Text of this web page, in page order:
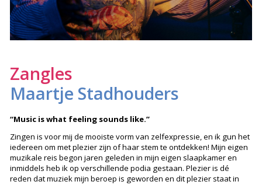
Zangles
Maartje Stadhouders
“Music is what feeling sounds like.”
Zingen is voor mij de mooiste vorm van zelfexpressie, en ik gun het
iedereen om met plezier zijn of haar stem te ontdekken! Mijn eigen
muzikale reis begon jaren geleden in mijn eigen slaapkamer en
inmiddels heb ik op verschillende podia gestaan. Plezier is dé
reden dat muziek mijn beroep is geworden en dit plezier staat in